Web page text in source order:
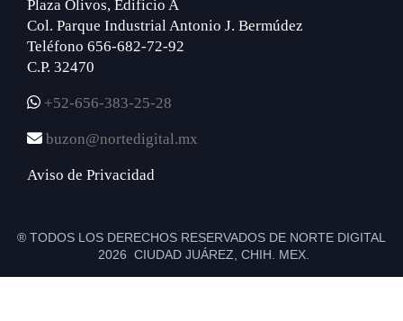
Plaza Olivos, Edificio A
Col. Parque Industrial Antonio J. Bermúdez
Teléfono 656-682-72-92
C.P. 32470
+52-656-383-25-28
buzon@nortedigital.mx
Aviso de Privacidad
® TODOS LOS DERECHOS RESERVADOS DE NORTE DIGITAL
2026 CIUDAD JUÁREZ, CHIH. MEX.